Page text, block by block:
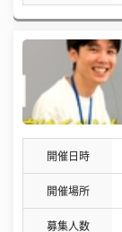
開催日時
開催場所
募集人数